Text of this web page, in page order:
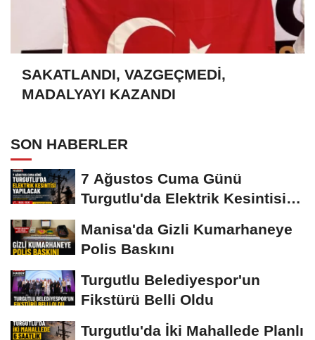
SAKATLANDI, VAZGEÇMEDİ,
MADALYAYI KAZANDI
SON HABERLER
7 Ağustos Cuma Günü
Turgutlu'da Elektrik Kesintisi
Manisa'da Gizli Kumarhaneye
Polis Baskını
Turgutlu Belediyespor'un
Fikstürü Belli Oldu
Turgutlu'da İki Mahallede Planlı